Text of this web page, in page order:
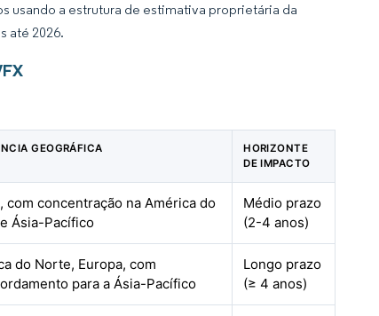
usando a estrutura de estimativa proprietária da
até 2026.
GEOGRÁFICA
HORIZONTE
DE IMPACTO
com concentração na América do
Ásia-Pacífico
Médio prazo
(2-4 anos)
do Norte, Europa, com
para a Ásia-Pacífico
Longo prazo
(≥ 4 anos)